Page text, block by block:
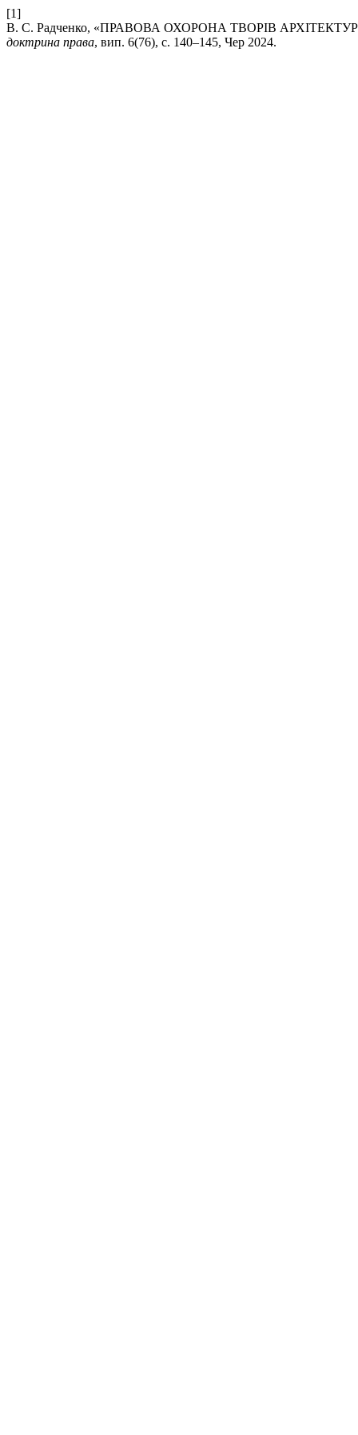
[1]
В. С. Радченко, «ПРАВОВА ОХОРОНА ТВОРІВ
доктрина права, вип. 6(76), с. 140–145, Чер 2024.